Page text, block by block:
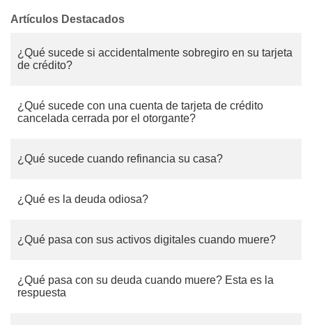
Artículos Destacados
¿Qué sucede si accidentalmente sobregiro en su tarjeta
de crédito?
¿Qué sucede con una cuenta de tarjeta de crédito
cancelada cerrada por el otorgante?
¿Qué sucede cuando refinancia su casa?
¿Qué es la deuda odiosa?
¿Qué pasa con sus activos digitales cuando muere?
¿Qué pasa con su deuda cuando muere? Esta es la
respuesta